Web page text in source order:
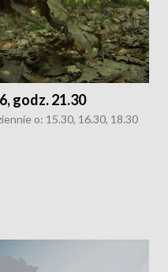
godz. 21.30
o: 15.30, 16.30, 18.30